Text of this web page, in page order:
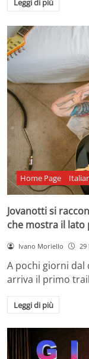
Leggi di più
Home Page
Jovanotti si
che mostra il
Ivano Moriello 29
A pochi giorni dal
arriva il primo
Leggi di più